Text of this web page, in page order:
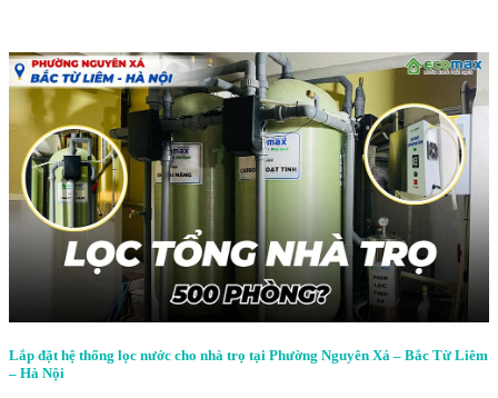
Lắp đặt hệ thống lọc nước cho nhà trọ tại Phường Nguyên Xá – Bắc Từ Liêm
– Hà Nội